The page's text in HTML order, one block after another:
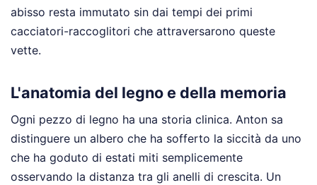
abisso resta immutato sin dai tempi dei primi
cacciatori-raccoglitori che attraversarono queste
vette.
L'anatomia del legno e della memoria
Ogni pezzo di legno ha una storia clinica. Anton sa
distinguere un albero che ha sofferto la siccità da uno
che ha goduto di estati miti semplicemente
osservando la distanza tra gli anelli di crescita. Un